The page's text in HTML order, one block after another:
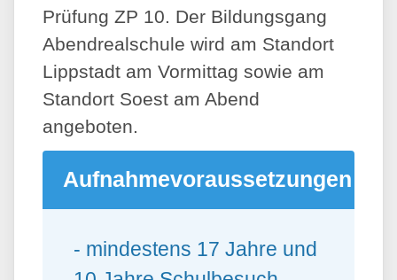
Prüfung ZP 10. Der Bildungsgang
Abendrealschule wird am Standort
Lippstadt am Vormittag sowie am
Standort Soest am Abend
angeboten.
Aufnahmevoraussetzungen
- mindestens 17 Jahre und